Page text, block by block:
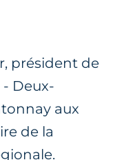
président de
- Deux-
aux
de la